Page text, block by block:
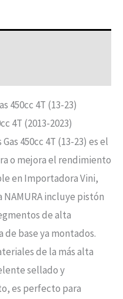
450cc 4T (13-23)
4T (2013-2023)
450cc 4T (13-23) es el
o mejora el rendimiento
en Importadora Vini,
incluye pistón
de alta
base ya montados.
de la más alta
sellado y
es perfecto para